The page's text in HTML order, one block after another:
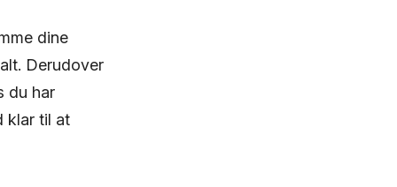
dine
Derudover
du har
klar til at